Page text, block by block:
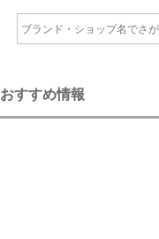
おすすめ情報